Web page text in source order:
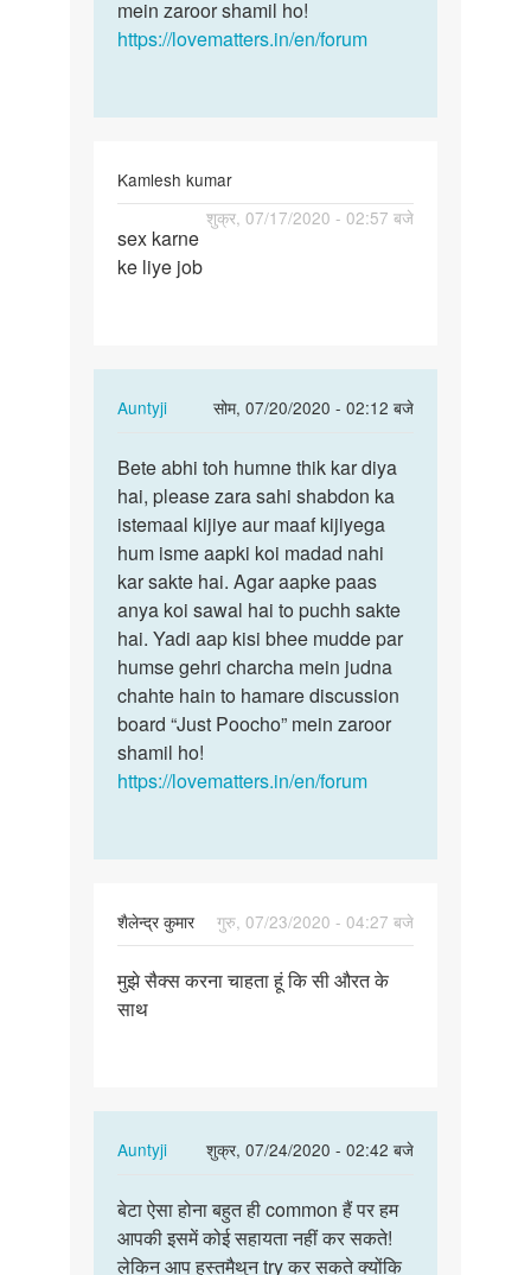
mein zaroor shamil ho!
https://lovematters.in/en/forum
Kamlesh kumar
शुक्र, 07/17/2020 - 02:57 बजे
Boor
chodne
sex karne
ke liye job
Auntyji
सोम, 07/20/2020 - 02:12 बजे
In
to
Boor
chodne
ke
liye
job
by
Kamlesh
kumar
Bete
abhi
toh
humne
thik
kar…
Bete abhi toh humne thik kar diya
hai, please zara sahi shabdon ka
istemaal kijiye aur maaf kijiyega
hum isme aapki koi madad nahi
kar sakte hai. Agar aapke paas
anya koi sawal hai to puchh sakte
hai. Yadi aap kisi bhee mudde par
humse gehri charcha mein judna
chahte hain to hamare discussion
board “Just Poocho” mein zaroor
shamil ho!
https://lovematters.in/en/forum
शैलेन्द्र कुमार
गुरु, 07/23/2020 - 04:27 बजे
मुझे
सैक्स
मुझे सैक्स करना चाहता हूं कि सी औरत के
साथ
Auntyji
शुक्र, 07/24/2020 - 02:42 बजे
In
to
मुझे
सैक्स
बेटा
ऐसा
होना
बेटा ऐसा होना बहुत ही common हैं पर हम
आपकी इसमें कोई सहायता नहीं कर सकते!
लेकिन आप हस्तमैथुन try कर सकते क्योंकि